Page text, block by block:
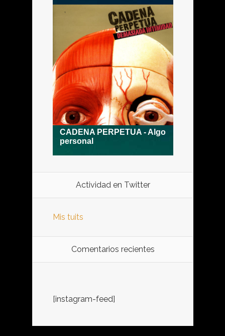
Actividad en Twitter
Mis tuits
Comentarios recientes
[instagram-feed]